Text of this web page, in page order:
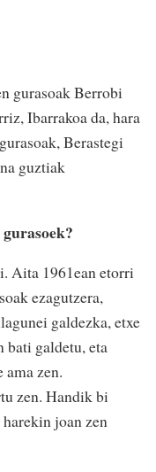
gurasoak Berrobi
Ibarrakoa da, hara
Berastegi
guztiak
Aita 1961ean etorri
ezagutzera,
galdezka, etxe
bati galdetu, eta
zen.
zen. Handik bi
joan zen